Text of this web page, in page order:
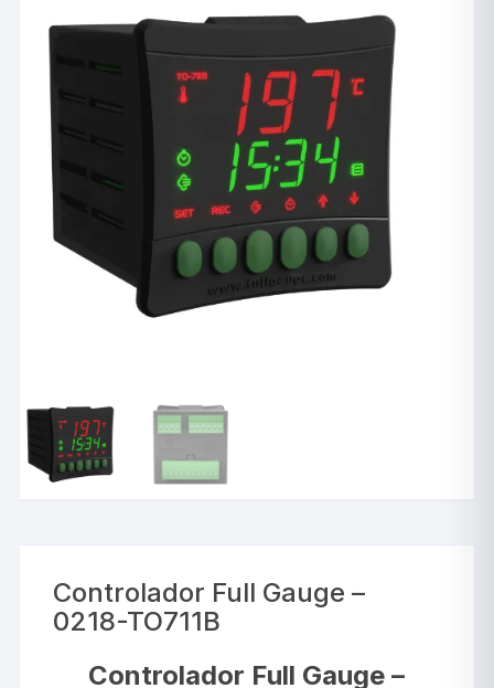
Controlador Full Gauge –
0218-TO711B
Controlador Full Gauge –